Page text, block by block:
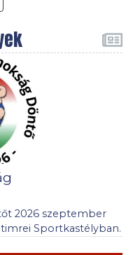
2026 szeptember
Sportkastélyban.